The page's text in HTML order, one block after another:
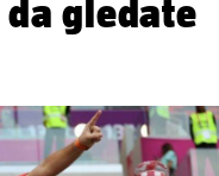
gledate